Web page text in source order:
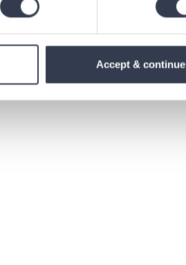
Accept & continue